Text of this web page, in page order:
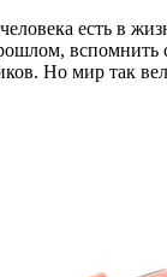
есть в
вспомнить
Но мир так